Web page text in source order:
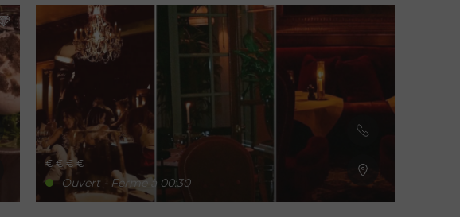
€ € € €
Ouvert - Ferme à 00:30